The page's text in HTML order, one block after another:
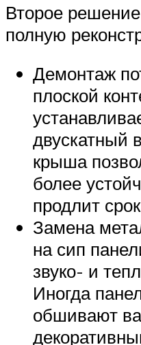
Второе
полную
Демонтаж
плоской
двускатный
крыша
более
продлит
Замена
на сип
звуко- и
Иногда
обшивают